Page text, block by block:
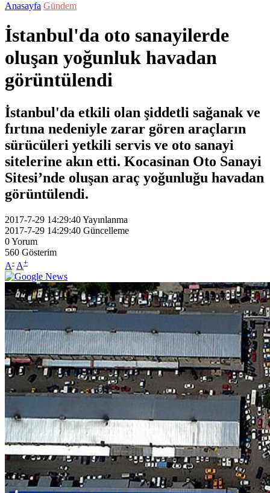
Anasayfa Gündem
İstanbul'da oto sanayilerde
oluşan yoğunluk havadan
görüntülendi
İstanbul'da etkili olan şiddetli sağanak ve
fırtına nedeniyle zarar gören araçların
sürücüleri yetkili servis ve oto sanayi
sitelerine akın etti. Kocasinan Oto Sanayi
Sitesi’nde oluşan araç yoğunluğu havadan
görüntülendi.
2017-7-29 14:29:40Yayınlanma
2017-7-29 14:29:40 Güncelleme
0Yorum
560 Gösterim
A- A+